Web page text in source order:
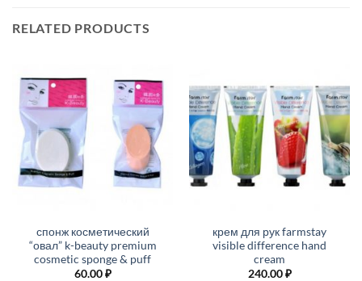
RELATED PRODUCTS
спонж косметический
“овал” k-beauty premium
cosmetic sponge & puff
60.00₽
крем для рук farmstay
visible difference hand
cream
240.00₽